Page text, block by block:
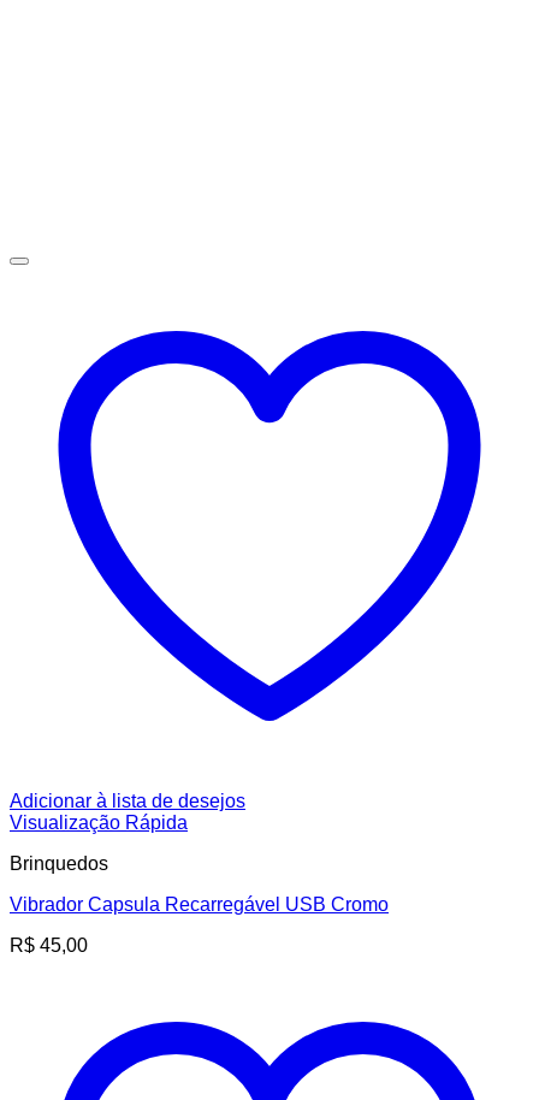
Adicionar à lista de desejos
Visualização Rápida
Brinquedos
Vibrador Capsula Recarregável USB Cromo
R$ 45,00